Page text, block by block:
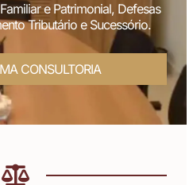
e Patrimonial, Defesas
Tributário e Sucessório.
CONSULTORIA